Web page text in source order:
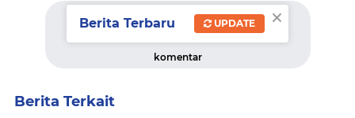
komentar
Berita Terkait
×
Berita Terbaru UPDATE